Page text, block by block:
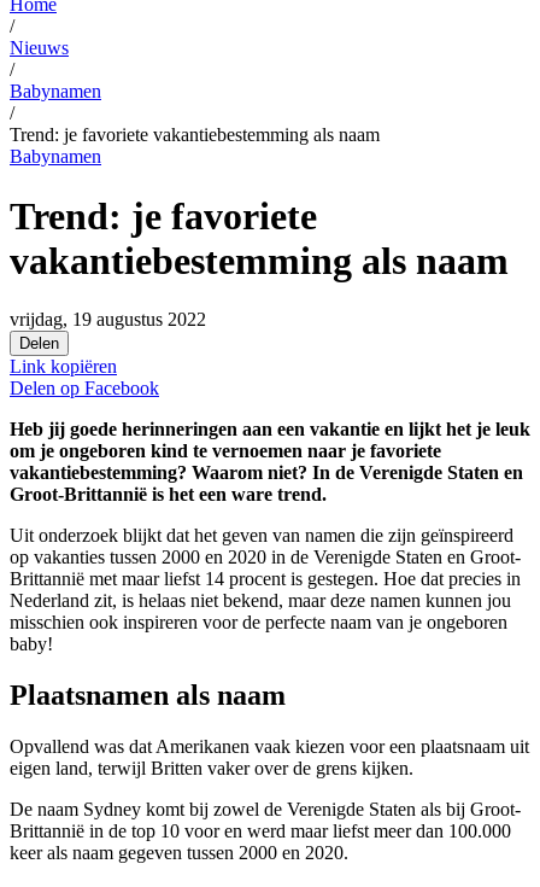
Home
/
Nieuws
/
Babynamen
/
Trend: je favoriete vakantiebestemming als naam
Babynamen
Trend: je favoriete
vakantiebestemming als naam
vrijdag, 19 augustus 2022
Delen
Link kopiëren
Delen op Facebook
Heb jij goede herinneringen aan een vakantie en lijkt het je leuk
om je ongeboren kind te vernoemen naar je favoriete
vakantiebestemming? Waarom niet? In de Verenigde Staten en
Groot-Brittannië is het een ware trend.
Uit onderzoek blijkt dat het geven van namen die zijn geïnspireerd
op vakanties tussen 2000 en 2020 in de Verenigde Staten en Groot-
Brittannië met maar liefst 14 procent is gestegen. Hoe dat precies in
Nederland zit, is helaas niet bekend, maar deze namen kunnen jou
misschien ook inspireren voor de perfecte naam van je ongeboren
baby!
Plaatsnamen als naam
Opvallend was dat Amerikanen vaak kiezen voor een plaatsnaam uit
eigen land, terwijl Britten vaker over de grens kijken.
De naam Sydney komt bij zowel de Verenigde Staten als bij Groot-
Brittannië in de top 10 voor en werd maar liefst meer dan 100.000
keer als naam gegeven tussen 2000 en 2020.